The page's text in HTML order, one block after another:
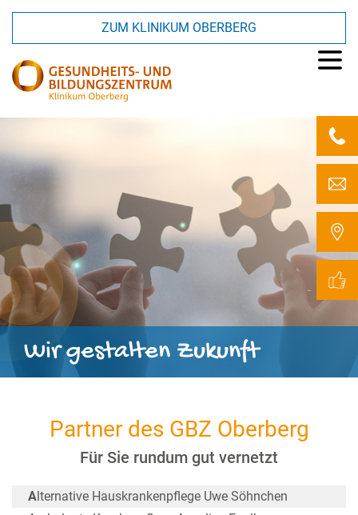
ZUM KLINIKUM OBERBERG
Wirgestalten Zukunft
Partner des GBZ Oberberg
Für Sie rundum gut vernetzt
Alternative Hauskrankenpflege Uwe Söhnchen